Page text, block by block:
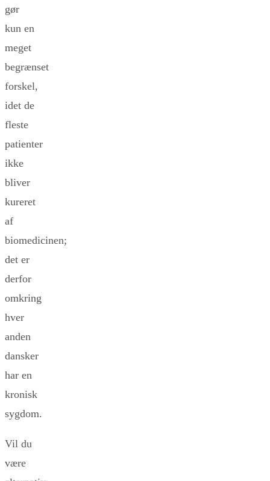
gør
kun en
meget
begrænset
forskel,
idet de
fleste
patienter
ikke
bliver
kureret
af
biomedicinen;
det er
derfor
omkring
hver
anden
dansker
har en
kronisk
sygdom.
Vil du
være